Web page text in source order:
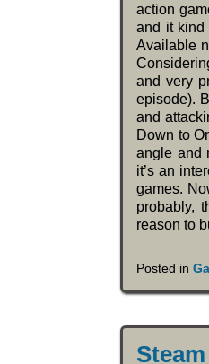
action
and it kind
Available
and very
episode).
and
Down to
angle and
it’s an
games.
probably,
reason to
Posted in